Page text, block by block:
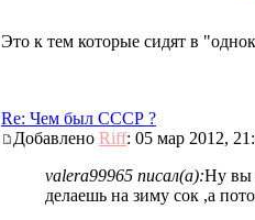
Это к тем которые сидят в
Re: Чем был СССР ?
Добавлено Riff: 05 мар 2012,
valera99965 писал(а):Ну вы
делаешь на зиму сок ,а